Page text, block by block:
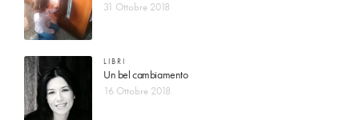
31 Ottobre 2018
LIBRI
Un bel cambiamento
16 Ottobre 2018